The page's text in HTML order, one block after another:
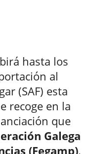
hasta los
al
(SAF) esta
recoge en la
que
Galega
(Fegamp).